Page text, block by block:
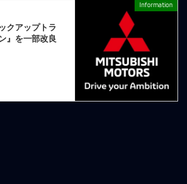
Information
クアップトラ
』を一部改良